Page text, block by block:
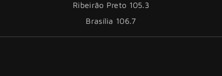
Ribeirão Preto 105.3
Brasília 106.7